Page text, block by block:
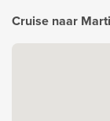
Cruise naar